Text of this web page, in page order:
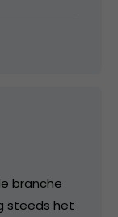
branche
steeds het